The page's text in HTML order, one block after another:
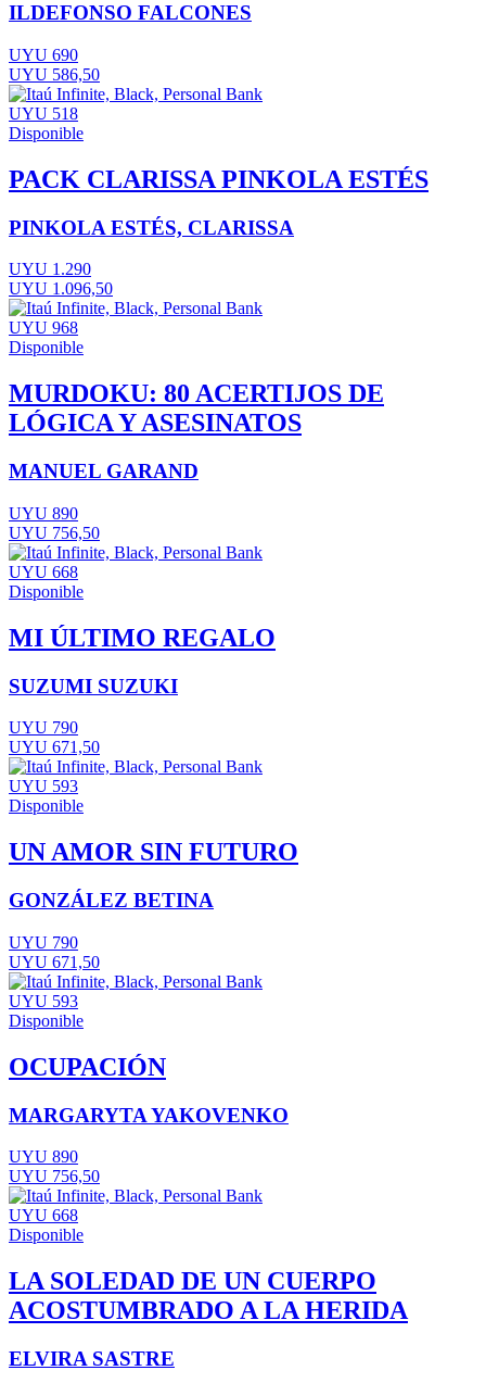
ILDEFONSO FALCONES
UYU 690
UYU 586,50
UYU 518
Disponible
PACK CLARISSA PINKOLA ESTÉS
PINKOLA ESTÉS, CLARISSA
UYU 1.290
UYU 1.096,50
UYU 968
Disponible
MURDOKU: 80 ACERTIJOS DE
LÓGICA Y ASESINATOS
MANUEL GARAND
UYU 890
UYU 756,50
UYU 668
Disponible
MI ÚLTIMO REGALO
SUZUMI SUZUKI
UYU 790
UYU 671,50
UYU 593
Disponible
UN AMOR SIN FUTURO
GONZÁLEZ BETINA
UYU 790
UYU 671,50
UYU 593
Disponible
OCUPACIÓN
MARGARYTA YAKOVENKO
UYU 890
UYU 756,50
UYU 668
Disponible
LA SOLEDAD DE UN CUERPO
ACOSTUMBRADO A LA HERIDA
ELVIRA SASTRE